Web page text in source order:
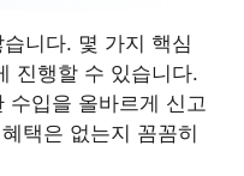
니다. 몇 가지 핵심
진행할 수 있습니다.
수입을 올바르게 신고
택은 없는지 꼼꼼히